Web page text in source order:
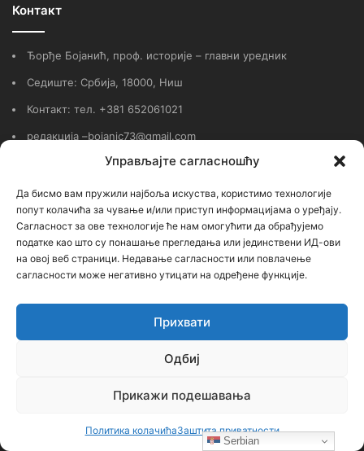
Управљајте сагласношћу
Да бисмо вам пружили најбоља искуства, користимо технологије
попут колачића за чување и/или приступ информацијама о уређају.
Сагласност за ове технологије ће нам омогућити да обрађујемо
податке као што су понашање прегледања или јединствени ИД-ови
на овој веб страници. Недавање сагласности или повлачење
сагласности може негативно утицати на одређене функције.
Прихвати
Одбиј
Прикажи подешавања
Политика колачићаЗаштита приватности
Контакт
Ђорђе Бојанић, проф. историје – главни уредник
Седиште: Србија, 18000, Ниш
Контакт: тел. +381 652061021
редакција –bojanic73@gmail.com
администратор – bojanic73@gmail.com
…
Сајт није под финансијским, политичким и идеолошким
утицајем ни једне политичке опције или организације. Сајт није
профитабилан, заснива се на добровољном раду.
Пријавите се на наш бесплатни Билтен (newsletter)
Serbian